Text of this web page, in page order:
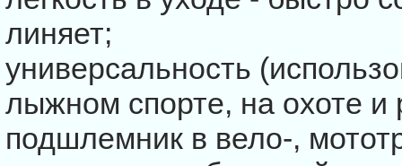
линяет;
универсальность
лыжном спорте, на охоте и
подшлемник в вело-,